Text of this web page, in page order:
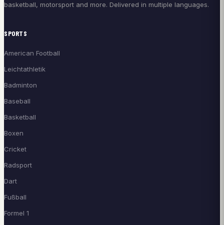
basketball, motorsport and more. Delivered in multiple languages.
SPORTS
American Football
Leichtathletik
Badminton
Baseball
Basketball
Boxen
Cricket
Radsport
Dart
Fußball
Formel 1